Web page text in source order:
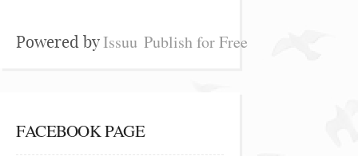
Powered byIssuu Publish for Free
FACEBOOK PAGE